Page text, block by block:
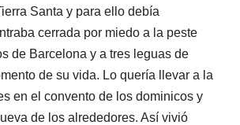
Santa y para ello debía
cerrada por miedo a la peste
de Barcelona y a tres leguas de
de su vida. Lo quería llevar a la
en el convento de los dominicos y
de los alrededores. Así vivió